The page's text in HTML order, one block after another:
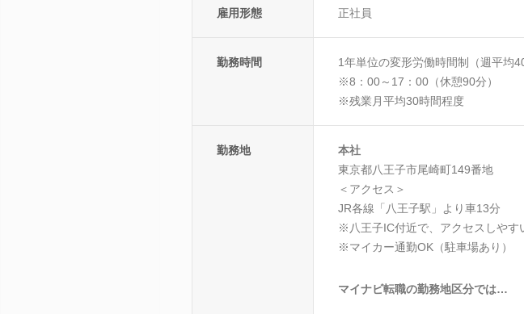
雇用形態 正社員
勤務時間
1年単位の変形労働時間制（週平均
※8：00～17：00（休憩90分）
※残業月平均30時間程度
勤務地
本社
東京都八王子市尾崎町149番地
＜アクセス＞
JR各線「八王子駅」より車13分
※八王子IC付近で、アクセスしやす
※マイカー通勤OK（駐車場あり）
マイナビ転職の勤務地区分では…